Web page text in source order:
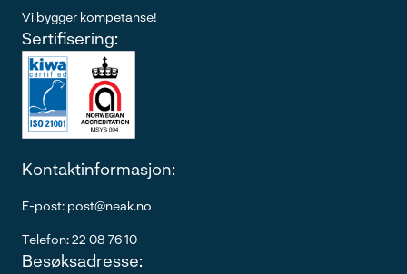
Vi bygger kompetanse!
Sertifisering:
Kontaktinformasjon:
E-post: post@neak.no
Telefon: 22 08 76 10
Besøksadresse: